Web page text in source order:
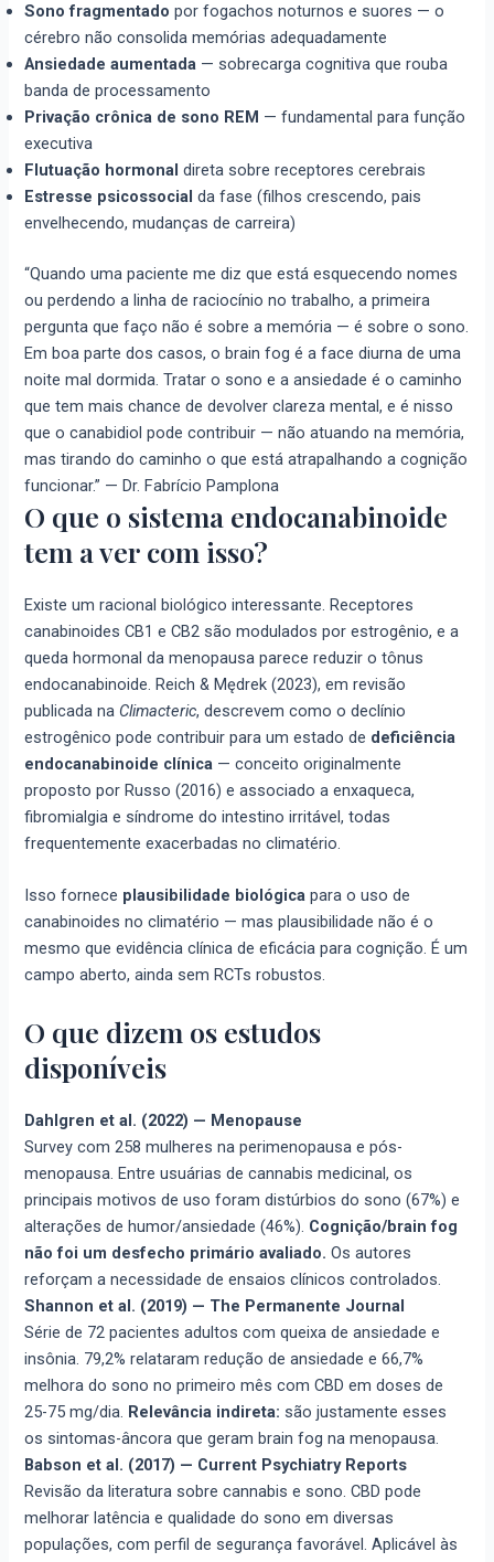
Sono fragmentado por fogachos noturnos e suores — o
cérebro não consolida memórias adequadamente
Ansiedade aumentada — sobrecarga cognitiva que rouba
banda de processamento
Privação crônica de sono REM — fundamental para função
executiva
Flutuação hormonal direta sobre receptores cerebrais
Estresse psicossocial da fase (filhos crescendo, pais
envelhecendo, mudanças de carreira)
“Quando uma paciente me diz que está esquecendo nomes
ou perdendo a linha de raciocínio no trabalho, a primeira
pergunta que faço não é sobre a memória — é sobre o sono.
Em boa parte dos casos, o brain fog é a face diurna de uma
noite mal dormida. Tratar o sono e a ansiedade é o caminho
que tem mais chance de devolver clareza mental, e é nisso
que o canabidiol pode contribuir — não atuando na memória,
mas tirando do caminho o que está atrapalhando a cognição
funcionar.” — Dr. Fabrício Pamplona
O que o sistema endocanabinoide
tem a ver com isso?
Existe um racional biológico interessante. Receptores
canabinoides CB1 e CB2 são modulados por estrogênio, e a
queda hormonal da menopausa parece reduzir o tônus
endocanabinoide. Reich & Mędrek (2023), em revisão
publicada na Climacteric, descrevem como o declínio
estrogênico pode contribuir para um estado de deficiência
endocanabinoide clínica — conceito originalmente
proposto por Russo (2016) e associado a enxaqueca,
fibromialgia e síndrome do intestino irritável, todas
frequentemente exacerbadas no climatério.
Isso fornece plausibilidade biológica para o uso de
canabinoides no climatério — mas plausibilidade não é o
mesmo que evidência clínica de eficácia para cognição. É um
campo aberto, ainda sem RCTs robustos.
O que dizem os estudos
disponíveis
Dahlgren et al. (2022) — Menopause
Survey com 258 mulheres na perimenopausa e pós-
menopausa. Entre usuárias de cannabis medicinal, os
principais motivos de uso foram distúrbios do sono (67%) e
alterações de humor/ansiedade (46%). Cognição/brain fog
não foi um desfecho primário avaliado. Os autores
reforçam a necessidade de ensaios clínicos controlados.
Shannon et al. (2019) — The Permanente Journal
Série de 72 pacientes adultos com queixa de ansiedade e
insônia. 79,2% relataram redução de ansiedade e 66,7%
melhora do sono no primeiro mês com CBD em doses de
25-75 mg/dia. Relevância indireta: são justamente esses
os sintomas-âncora que geram brain fog na menopausa.
Babson et al. (2017) — Current Psychiatry Reports
Revisão da literatura sobre cannabis e sono. CBD pode
melhorar latência e qualidade do sono em diversas
populações, com perfil de segurança favorável. Aplicável às